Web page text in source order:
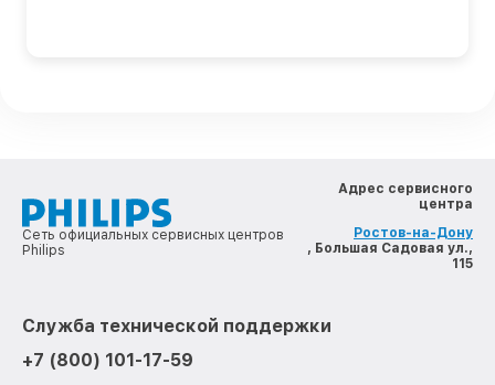
Сеть официальных сервисных центров
Philips
Адрес сервисного
центра
Ростов-на-Дону
, Большая Садовая ул.,
115
Служба технической поддержки
+7 (800) 101-17-59